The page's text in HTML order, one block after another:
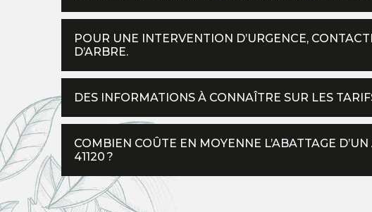
POUR UNE INTERVENTION D’URGENCE,
D’ARBRE.
DES INFORMATIONS À CONNAÎTRE SUR LES
COMBIEN COÛTE EN MOYENNE L’ABATTAGE
41120 ?